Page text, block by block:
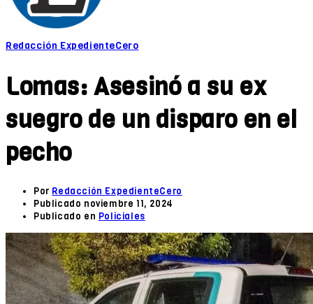
Redacción ExpedienteCero
Lomas: Asesinó a su ex
suegro de un disparo en el
pecho
Por Redacción ExpedienteCero
Publicado noviembre 11, 2024
Publicado en Policiales